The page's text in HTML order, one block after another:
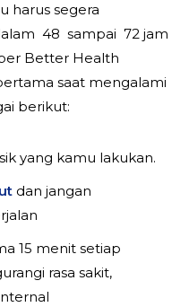
harus segera
48 sampai 72 jam
Better Health
saat mengalami
berikut:
yang kamu lakukan.
dan jangan
15 menit setiap
rasa sakit,